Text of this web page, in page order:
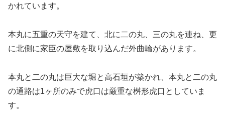
かれています。
本丸に五重の天守を建て、北に二の丸、三の丸を連ね、更
に北側に家臣の屋敷を取り込んだ外曲輪があります。
本丸と二の丸は巨大な堀と高石垣が築かれ、本丸と二の丸
の通路は1ヶ所のみで虎口は厳重な桝形虎口としていま
す。